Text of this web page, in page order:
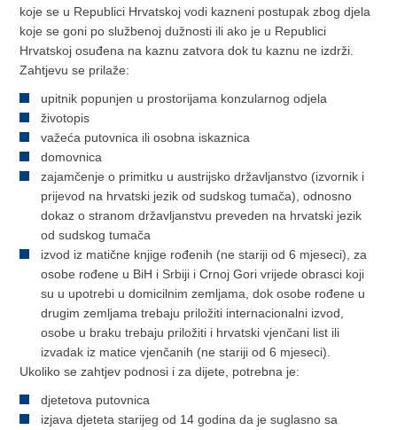
koje se u Republici Hrvatskoj vodi kazneni postupak zbog djela
koje se goni po službenoj dužnosti ili ako je u Republici
Hrvatskoj osuđena na kaznu zatvora dok tu kaznu ne izdrži.
Zahtjevu se prilaže:
upitnik popunjen u prostorijama konzularnog odjela
životopis
važeća putovnica ili osobna iskaznica
domovnica
zajamčenje o primitku u austrijsko državljanstvo (izvornik i
prijevod na hrvatski jezik od sudskog tumača), odnosno
dokaz o stranom državljanstvu preveden na hrvatski jezik
od sudskog tumača
izvod iz matične knjige rođenih (ne stariji od 6 mjeseci), za
osobe rođene u BiH i Srbiji i Crnoj Gori vrijede obrasci koji
su u upotrebi u domicilnim zemljama, dok osobe rođene u
drugim zemljama trebaju priložiti internacionalni izvod,
osobe u braku trebaju priložiti i hrvatski vjenčani list ili
izvadak iz matice vjenčanih (ne stariji od 6 mjeseci).
Ukoliko se zahtjev podnosi i za dijete, potrebna je:
djetetova putovnica
izjava djeteta starijeg od 14 godina da je suglasno sa